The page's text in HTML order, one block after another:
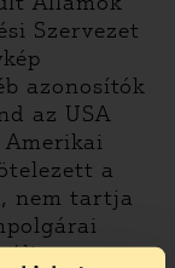
Szervezet
azonosítók
az USA
a
nem tartja